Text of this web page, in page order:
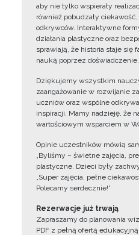
aby nie tylko wspierały
również pobudzały
odkrywców. Interaktywne
działania plastyczne oraz
sprawiają, że historia staje się
nauką poprzez doświadczenie.
Dziękujemy wszystkim
zaangażowanie w rozwijanie
uczniów oraz wspólne
inspiracji. Mamy nadzieję, że
wartościowym wsparciem w
Opinie uczestników mówią
„Byliśmy – świetne zajęcia,
plastyczne. Dzieci były
„Super zajęcia, pełne
Polecamy serdecznie!”
Rezerwacje już trwają
Zapraszamy do planowania
PDF z pełną ofertą